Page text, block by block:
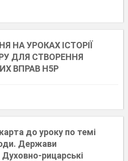
НА УРОКАХ ІСТОРІЇ
ДЛЯ СТВОРЕННЯ
ВПРАВ Н5Р
до уроку по темі
Держави
Духовно-рицарські